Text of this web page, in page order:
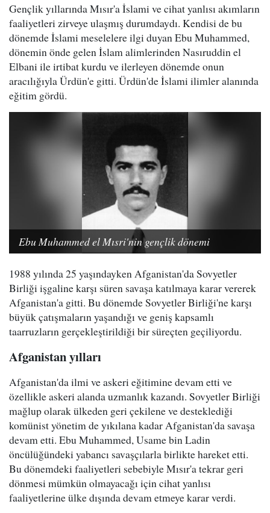
Gençlik yıllarında Mısır'a İslami ve cihat yanlısı akımların
faaliyetleri zirveye ulaşmış durumdaydı. Kendisi de bu
dönemde İslami meselelere ilgi duyan Ebu Muhammed,
dönemin önde gelen İslam alimlerinden Nasıruddin el
Elbani ile irtibat kurdu ve ilerleyen dönemde onun
aracılığıyla Ürdün'e gitti. Ürdün'de İslami ilimler alanında
eğitim gördü.
Ebu Muhammed el Mısri'nin gençlik dönemi
1988 yılında 25 yaşındayken Afganistan'da Sovyetler
Birliği işgaline karşı süren savaşa katılmaya karar vererek
Afganistan'a gitti. Bu dönemde Sovyetler Birliği'ne karşı
büyük çatışmaların yaşandığı ve geniş kapsamlı
taarruzların gerçekleştirildiği bir süreçten geçiliyordu.
Afganistan yılları
Afganistan'da ilmi ve askeri eğitimine devam etti ve
özellikle askeri alanda uzmanlık kazandı. Sovyetler Birliği
mağlup olarak ülkeden geri çekilene ve desteklediği
komünist yönetim de yıkılana kadar Afganistan'da savaşa
devam etti. Ebu Muhammed, Usame bin Ladin
öncülüğündeki yabancı savaşçılarla birlikte hareket etti.
Bu dönemdeki faaliyetleri sebebiyle Mısır'a tekrar geri
dönmesi mümkün olmayacağı için cihat yanlısı
faaliyetlerine ülke dışında devam etmeye karar verdi.